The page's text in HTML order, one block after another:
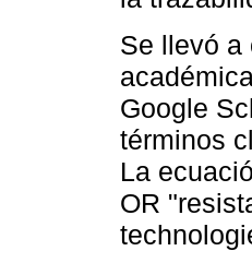
Se llevó a
Google
términos
La
OR